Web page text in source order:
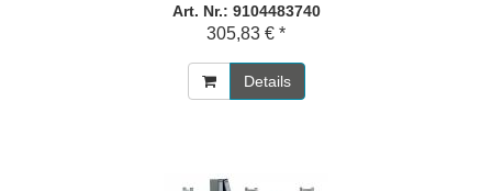
Art. Nr.: 9104483740
305,83 € *
Details